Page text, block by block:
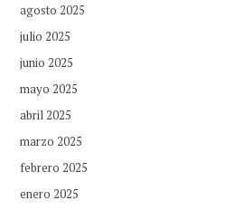
agosto 2025
julio 2025
junio 2025
mayo 2025
abril 2025
marzo 2025
febrero 2025
enero 2025